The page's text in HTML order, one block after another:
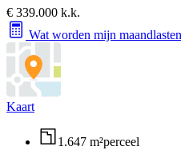
€ 339.000 k.k.
Wat worden mijn
Kaart
1.647 m²perceel